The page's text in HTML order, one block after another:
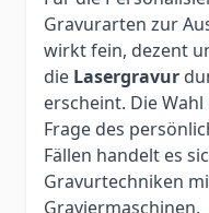
Gravurarten zur
wirkt fein, dezent
die Lasergravur
erscheint. Die
Frage des
Fällen handelt es
Gravurtechniken
Graviermaschinen.